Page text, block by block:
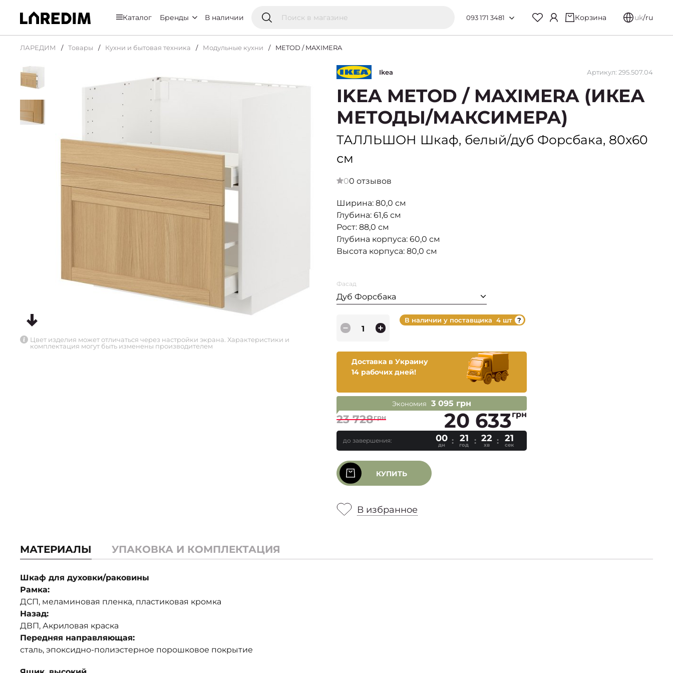
Каталог Бренды В наличии 093 171 3481 Корзина uk/ru
ЛАРЕДИМ Товары Кухни и бытовая техника Модульные кухни METOD / MAXIMERA
Цвет изделия может отличаться через настройки экрана. Характеристики и
комплектация могут быть изменены производителем
Ikea Артикул: 295.507.04
IKEA METOD / MAXIMERA (ИКЕА
МЕТОДЫ/МАКСИМЕРА)
ТАЛЛЬШОН Шкаф, белый/дуб Форсбака, 80x60
см
00 отзывов
Ширина: 80,0 см
Глубина: 61,6 см
Рост: 88,0 см
Глубина корпуса: 60,0 см
Высота корпуса: 80,0 см
Фасад
Дуб Форсбака
В наличии у поставщика 4 шт
Доставка в Украину
14 рабочих дней!
Экономия 3 095 грн
23 728грн 20 633грн
до завершения: 00
дн
21
год
22
хв
20
сек
КУПИТЬ
В избранное
МАТЕРИАЛЫ УПАКОВКА И КОМПЛЕКТАЦИЯ
Шкаф для духовки/раковины
Рамка:
ДСП, меламиновая пленка, пластиковая кромка
Назад:
ДВП, Акриловая краска
Передняя направляющая:
сталь, эпоксидно-полиэстерное порошковое покрытие